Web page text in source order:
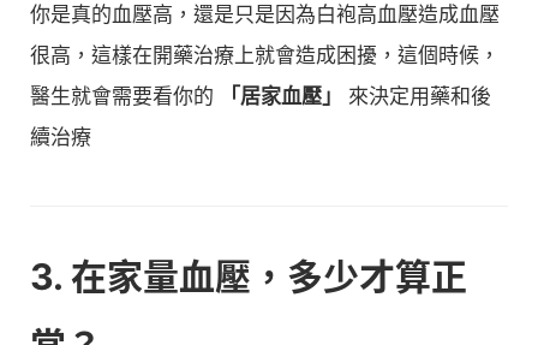
你是真的血壓高，還是只是因為白袍高血壓造成血壓
很高，這樣在開藥治療上就會造成困擾，這個時候，
醫生就會需要看你的
「居家血壓」
來決定用藥和後
續治療
3. 在家量血壓，多少才算正